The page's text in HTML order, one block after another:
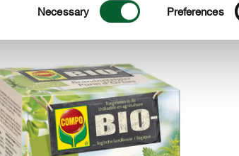
Selection
Necessary Preferences
Gewasbescherming Bestrijding van insecten COMPO Bio